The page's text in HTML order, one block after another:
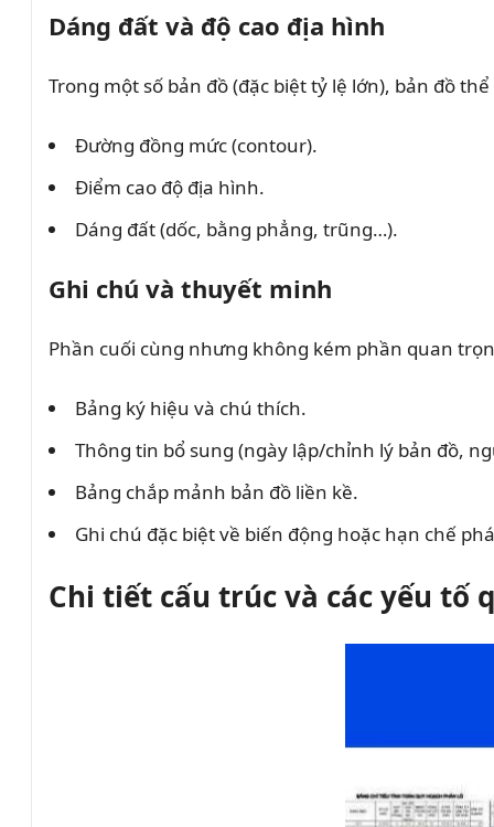
Dáng đất và độ cao địa hình
Trong một số bản đồ (đặc biệt tỷ lệ lớn), bản đồ
Đường đồng mức (contour).
Điểm cao độ địa hình.
Dáng đất (dốc, bằng phẳng, trũng…).
Ghi chú và thuyết minh
Phần cuối cùng nhưng không kém phần quan
Bảng ký hiệu và chú thích.
Thông tin bổ sung (ngày lập/chỉnh lý bản đồ,
Bảng chắp mảnh bản đồ liền kề.
Ghi chú đặc biệt về biến động hoặc hạn chế
Chi tiết cấu trúc và các yếu tố